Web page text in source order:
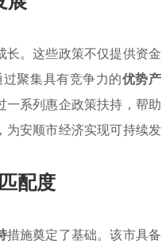
长。这些政策不仅提供资金
聚集具有竞争力的优势产
一系列惠企政策扶持，帮助
为安顺市经济实现可持续发
配度
措施奠定了基础。该市具备